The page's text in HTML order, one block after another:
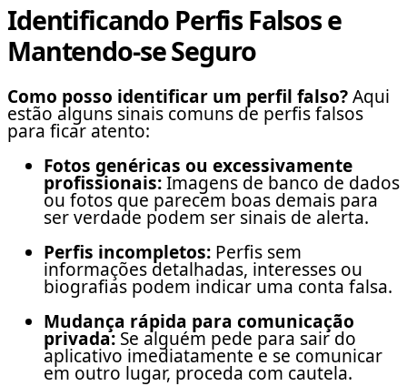
Identificando Perfis Falsos e
Mantendo-se Seguro
Como posso identificar um perfil falso?Aqui
estão alguns sinais comuns de perfis falsos
para ficar atento:
Fotos genéricas ou excessivamente
profissionais:Imagens de banco de dados
ou fotos que parecem boas demais para
ser verdade podem ser sinais de alerta.
Perfis incompletos: Perfis sem
informações detalhadas, interesses ou
biografias podem indicar uma conta falsa.
Mudança rápida para comunicação
privada: Se alguém pede para sair do
aplicativo imediatamente e se comunicar
em outro lugar, proceda com cautela.